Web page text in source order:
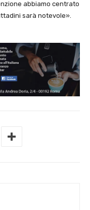
abbiamo centrato
sarà notevole».